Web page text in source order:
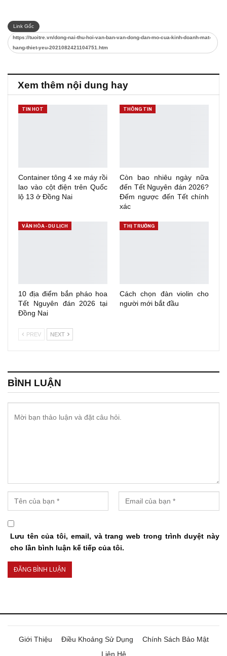
Link Gốc
https://tuoitre.vn/dong-nai-thu-hoi-van-ban-van-dong-dan-mo-cua-kinh-doanh-mat-
hang-thiet-yeu-2021082421104751.htm
Xem thêm nội dung hay
TIN HOT
Container tông 4 xe máy rồi
lao vào cột điện trên Quốc
lộ 13 ở Đồng Nai
THÔNG TIN
Còn bao nhiêu ngày nữa
đến Tết Nguyên đán 2026?
Đếm ngược đến Tết chính
xác
VĂN HÓA - DU LỊCH
10 địa điểm bắn pháo hoa
Tết Nguyên đán 2026 tại
Đồng Nai
THỊ TRƯỜNG
Cách chọn đàn violin cho
người mới bắt đầu
PREV NEXT
BÌNH LUẬN
Lưu tên của tôi, email, và trang web trong trình duyệt này
cho lần bình luận kế tiếp của tôi.
Giới Thiệu Điều Khoảng Sử Dụng
Chính Sách Bảo Mật
Liên Hệ